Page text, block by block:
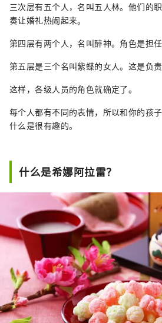
三次层有五个人，名叫五人林。他们的
奏让婚礼热闹起来。
第四层有两个人，名叫醉神。角色是担
第五层是三个名叫紫蝶的女人。这是负
这样，各级人员的角色就确定了。
每个人都有不同的表情，所以和你的孩
什么是很有趣的。
什么是希娜阿拉雷？